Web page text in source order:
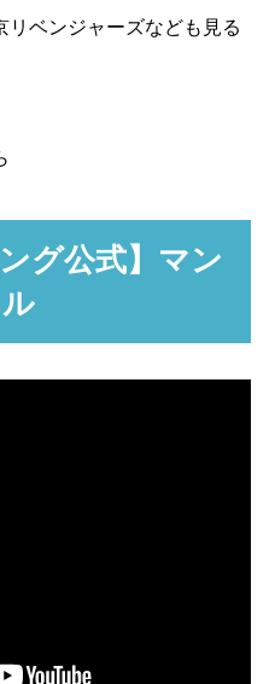
リベンジャーズなども見る
グ公式】マン